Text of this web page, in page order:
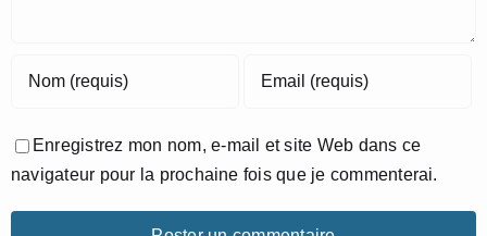
Enregistrez mon nom, e-mail et site Web dans ce
navigateur pour la prochaine fois que je commenterai.